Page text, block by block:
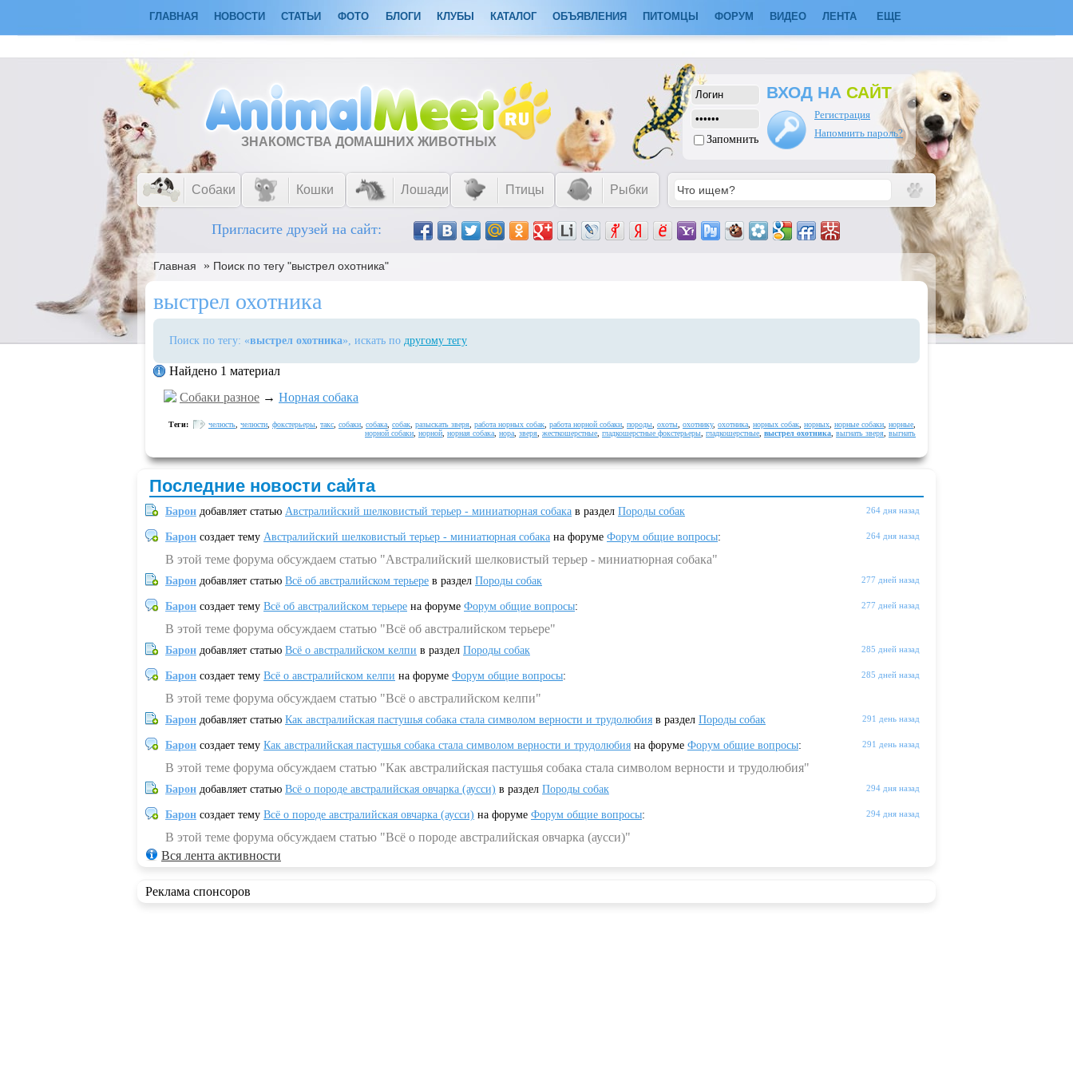
ГЛАВНАЯ НОВОСТИ СТАТЬИ ФОТО БЛОГИ КЛУБЫ КАТАЛОГ ОБЪЯВЛЕНИЯ ПИТОМЦЫ ФОРУМ ВИДЕО ЛЕНТА ЕЩЕ
ЗНАКОМСТВА ДОМАШНИХ ЖИВОТНЫХ Запомнить
ВХОД НА САЙТ
Регистрация
Напомнить пароль?
Собаки Кошки Лошади Птицы Рыбки
Пригласите друзей на сайт:
Главная » Поиск по тегу "выстрел охотника"
выстрел охотника
Поиск по тегу: «выстрел охотника», искать по другому тегу
Найдено 1 материал
Собаки разное → Норная собака
Теги: челюсть челюсти фокстерьеры такс собаки собака собак разыскать зверя работа норных собак работа норной собаки породы охоты охотнику, охотника норных собак норных норные собаки норные
норной собаки норной норная собака нора зверя жесткошерстные гладкошерстные фокстерьеры гладкошерстные выстрел охотника выгнать зверя выгнать
Последние новости сайта
264 дня назад
Барон добавляет статью Австралийский шелковистый терьер - миниатюрная собака в раздел Породы собак
264 дня назад
Барон создает тему Австралийский шелковистый терьер - миниатюрная собака на форуме Форум общие вопросы:
В этой теме форума обсуждаем статью "Австралийский шелковистый терьер - миниатюрная собака"
277 дней назад
Барон добавляет статью Всё об австралийском терьере в раздел Породы собак
277 дней назад
Барон создает тему Всё об австралийском терьере на форуме Форум общие вопросы:
В этой теме форума обсуждаем статью "Всё об австралийском терьере"
285 дней назад
Барон добавляет статью Всё о австралийском келпи в раздел Породы собак
285 дней назад
Барон создает тему Всё о австралийском келпи на форуме Форум общие вопросы:
В этой теме форума обсуждаем статью "Всё о австралийском келпи"
291 день назад
Барон добавляет статью Как австралийская пастушья собака стала символом верности и трудолюбия в раздел Породы собак
291 день назад
Барон создает тему Как австралийская пастушья собака стала символом верности и трудолюбия на форуме Форум общие вопросы:
В этой теме форума обсуждаем статью "Как австралийская пастушья собака стала символом верности и трудолюбия"
294 дня назад
Барон добавляет статью Всё о породе австралийская овчарка (аусси) в раздел Породы собак
294 дня назад
Барон создает тему Всё о породе австралийская овчарка (аусси) на форуме Форум общие вопросы:
В этой теме форума обсуждаем статью "Всё о породе австралийская овчарка (аусси)"
Вся лента активности
Реклама спонсоров